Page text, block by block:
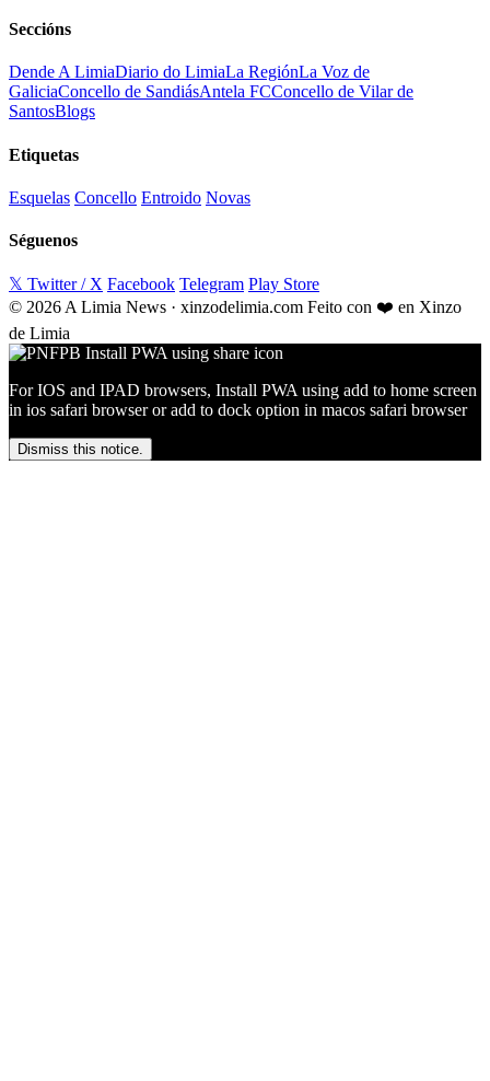
Seccións
Dende A LimiaDiario do LimiaLa RegiónLa Voz de
GaliciaConcello de SandiásAntela FCConcello de Vilar de
SantosBlogs
Etiquetas
Esquelas Concello Entroido Novas
Séguenos
𝕏 Twitter / X Facebook Telegram Play Store
© 2026 A Limia News · xinzodelimia.com Feito con ❤️ en Xinzo
de Limia
For IOS and IPAD browsers, Install PWA using add to home screen
in ios safari browser or add to dock option in macos safari browser
Dismiss this notice.